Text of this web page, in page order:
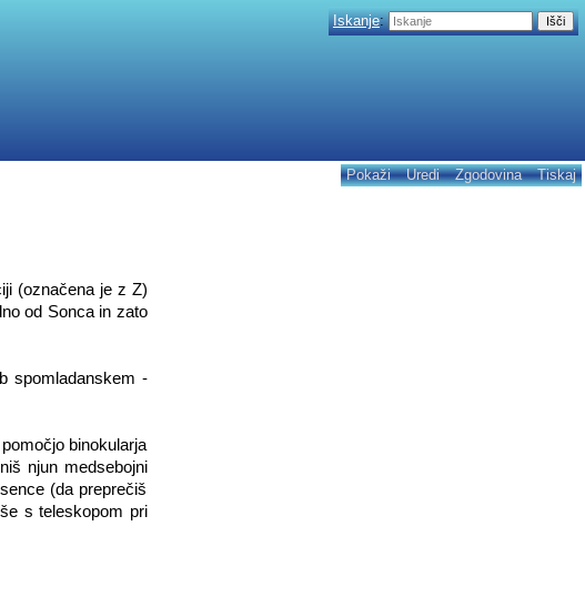
Iskanje:
Pokaži Uredi Zgodovina Tiskaj
(označena je z Z)
od Sonca in zato
spomladanskem -
binokularja
njun medsebojni
(da preprečiš
s teleskopom pri